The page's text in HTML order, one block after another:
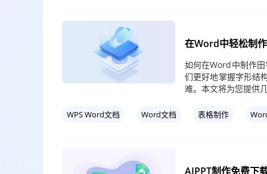
在Word中轻松制
如何在Word中制作
们更好地掌握字形结
难。本文将为您提供
WPS Word文档 Word文档 表格制作
AIPPT制作免费下